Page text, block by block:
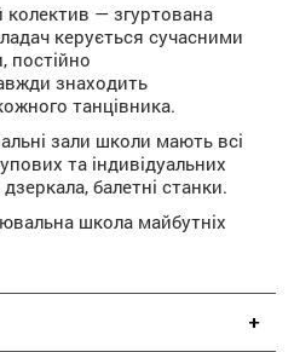
— згуртована
керується сучасними
постійно
знаходить
танцівника.
зали школи мають всі
та індивідуальних
балетні станки.
школа майбутніх